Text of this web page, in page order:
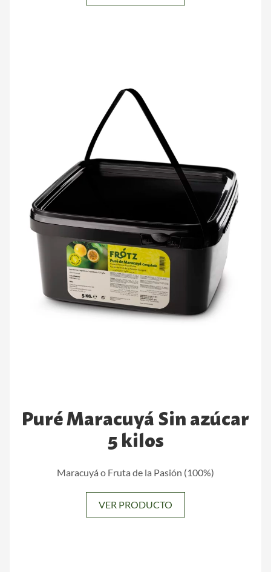
Puré Maracuyá Sin azúcar
5 kilos
Maracuyá o Fruta de la Pasión (100%)
VER PRODUCTO